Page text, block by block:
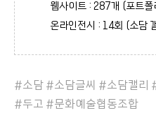
웹사이트 : 287개 (포트폴
온라인전시 : 14회 (소담
#소담 #소담글씨 #소담캘리
#두고 #문화예술협동조합